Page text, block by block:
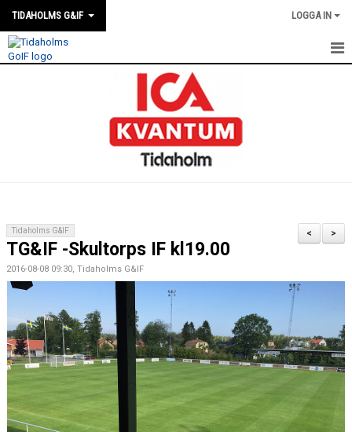
TIDAHOLMS G&IF LOGGA IN
FÖRENINGEN
SOUVENIRER
GAMLA GIFFS TORSDAGSTRÄFFAR
MATCHER
CUPER ARBETSBESKRIVNING
PLANSCHEMA
>
<
Tidaholms G&IF
TG&IF -Skultorps IF kl19.00
2016-08-08 09:30, Tidaholms G&IF